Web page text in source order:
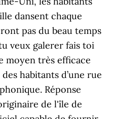
dansent chaque
pas du beau temps
veux galerer fais toi
moyen très efficace
habitants d’une rue
Réponse
de l'île de